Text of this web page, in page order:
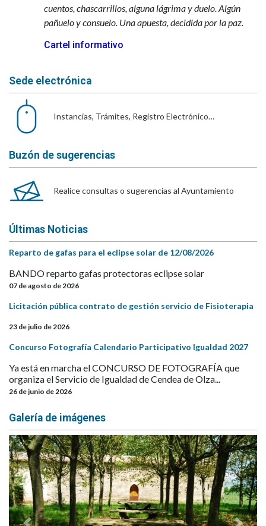
cuentos, chascarrillos, alguna lágrima y duelo. Algún
pañuelo y consuelo. Una apuesta, decidida por la paz.
Cartel informativo
Sede electrónica
Instancias, Trámites, Registro Electrónico…
Buzón de sugerencias
Realice consultas o sugerencias al Ayuntamiento
Últimas Noticias
Reparto de gafas para el eclipse solar de 12/08/2026
BANDO reparto gafas protectoras eclipse solar
07 de agosto de 2026
Licitación pública contrato de gestión servicio de Fisioterapia
23 de julio de 2026
Concurso Fotografía Calendario Participativo Igualdad 2027
Ya está en marcha el CONCURSO DE FOTOGRAFÍA que
organiza el Servicio de Igualdad de Cendea de Olza...
26 de junio de 2026
Galería de imágenes